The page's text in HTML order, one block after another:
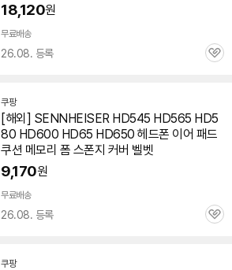
18,120원
무료배송
26.08. 등록
관
쿠팡
[해외] SENNHEISER HD545 HD565 HD5
80 HD600 HD65 HD650 헤드폰 이어 패드
쿠션 메모리 폼 스폰지 커버 벨벳
9,170원
무료배송
26.08. 등록
관
쿠팡